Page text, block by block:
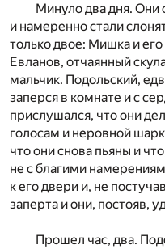
Минуло два дня. Они
и намеренно стали
только двое: Мишка и
Евланов, отчаянный
мальчик. Подольский,
заперся в комнате и с
прислушался, что они
голосам и неровной
что они снова пьяны и
не с благими
к его двери и, не
заперта и они, постояв,
Прошел час, два.